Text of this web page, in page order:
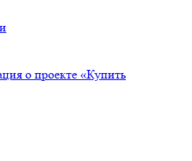
о проекте «Купить